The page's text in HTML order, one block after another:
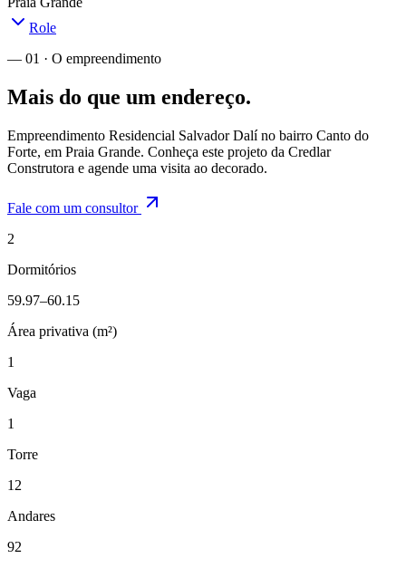
Role
— 01 · O empreendimento
Mais do que um endereço.
Empreendimento Residencial Salvador Dalí no bairro Canto do
Forte, em Praia Grande. Conheça este projeto da Credlar
Construtora e agende uma visita ao decorado.
Fale com um consultor
2
Dormitórios
59.97–60.15
Área privativa (m²)
1
Vaga
1
Torre
12
Andares
92